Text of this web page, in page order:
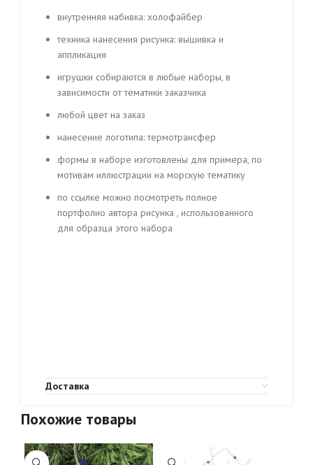
внутренняя набивка: холофайбер
техника нанесения рисунка: вышивка и
аппликация
игрушки собираются в любые наборы, в
зависимости от тематики заказчика
любой цвет на заказ
нанесение логотипа: термотрансфер
формы в наборе изготовлены для примера, по
мотивам иллюстрации на морскую тематику
по ссылке можно посмотреть полное
портфолио автора рисунка , использованного
для образца этого набора
Доставка
Похожие товары